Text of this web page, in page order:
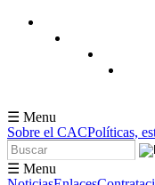
Pasar al contenido principal
☰ Menu
Sobre el CACPolíticas,
Formulario de
Buscar
☰ Menu